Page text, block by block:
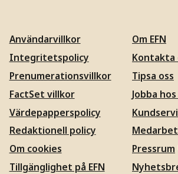
Användarvillkor
Integritetspolicy
Prenumerationsvillkor
FactSet villkor
Värdepapperspolicy
Redaktionell policy
Om cookies
Tillgänglighet på EFN
Om EFN
Kontakta
Tipsa oss
Jobba
Pressrum